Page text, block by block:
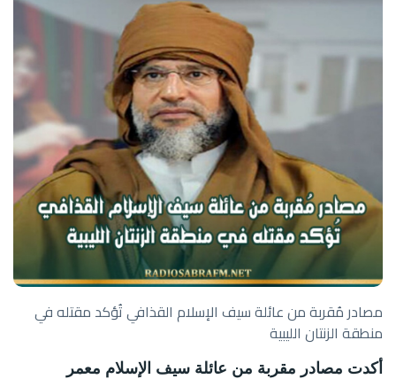
مصادر مُقربة من عائلة سيف الإسلام القذافي تُؤكد مقتله في
منطقة الزنتان الليبية
أكدت مصادر مقربة من عائلة سيف الإسلام معمر